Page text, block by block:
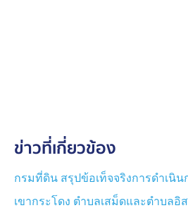
เป็นวิธีการของตำรวจเก่าที่ใช้วิธีข่ม
ฝ่าย
ข่าวที่เกี่ยวข้อง
กรมที่ดิน สรุปข้อเท็จจริงการดำเนิ
เขากระโดง ตำบลเสม็ดและตำบลอิ